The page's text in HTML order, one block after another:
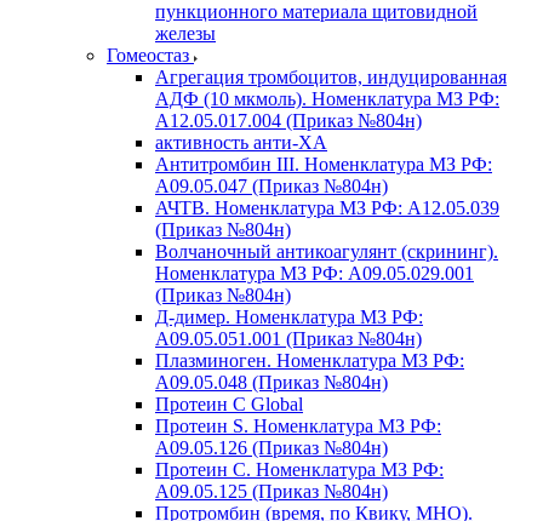
пункционного материала щитовидной
железы
Гомеостаз
Агрегация тромбоцитов, индуцированная
АДФ (10 мкмоль). Номенклатура МЗ РФ:
A12.05.017.004 (Приказ №804н)
активность анти-ХА
Антитромбин III. Номенклатура МЗ РФ:
A09.05.047 (Приказ №804н)
АЧТВ. Номенклатура МЗ РФ: A12.05.039
(Приказ №804н)
Волчаночный антикоагулянт (скрининг).
Номенклатура МЗ РФ: A09.05.029.001
(Приказ №804н)
Д-димер. Номенклатура МЗ РФ:
A09.05.051.001 (Приказ №804н)
Плазминоген. Номенклатура МЗ РФ:
A09.05.048 (Приказ №804н)
Протеин C Global
Протеин S. Номенклатура МЗ РФ:
A09.05.126 (Приказ №804н)
Протеин С. Номенклатура МЗ РФ:
A09.05.125 (Приказ №804н)
Протромбин (время, по Квику, МНО).